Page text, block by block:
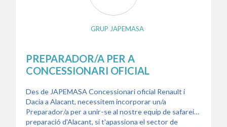
GRUP JAPEMASA
PREPARADOR/A PER A
CONCESSIONARI OFICIAL
Des de JAPEMASA Concessionari oficial Renault i
Dacia a Alacant, necessitem incorporar un/a
Preparador/a per a unir-se al nostre equip de safareig i
preparació d'Alacant, si t'apassiona el sector de